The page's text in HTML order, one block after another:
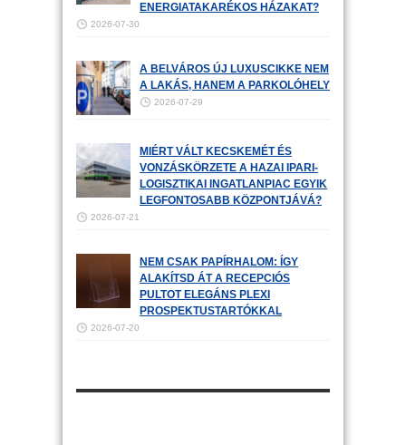
ENERGIATAKARÉKOS HÁZAKAT?
2026-07-30
A BELVÁROS ÚJ LUXUSCIKKE NEM
A LAKÁS, HANEM A PARKOLÓHELY
2026-07-29
MIÉRT VÁLT KECSKEMÉT ÉS
VONZÁSKÖRZETE A HAZAI IPARI-
LOGISZTIKAI INGATLANPIAC EGYIK
LEGFONTOSABB KÖZPONTJÁVÁ?
2026-07-21
NEM CSAK PAPÍRHALOM: ÍGY
ALAKÍTSD ÁT A RECEPCIÓS
PULTOT ELEGÁNS PLEXI
PROSPEKTUSTARTÓKKAL
2026-07-20